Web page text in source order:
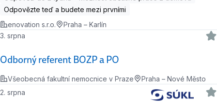
Odpovězte teď a budete mezi prvními
enovation s.r.o.
Praha – Karlín
Odborný referent BOZP a PO
3. srpna
Všeobecná fakultní nemocnice v Praze Praha – Nové Město
2. srpna